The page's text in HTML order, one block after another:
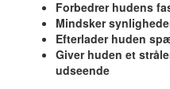
Forbedrer hudens
Mindsker
Efterlader huden
Giver huden et
udseende